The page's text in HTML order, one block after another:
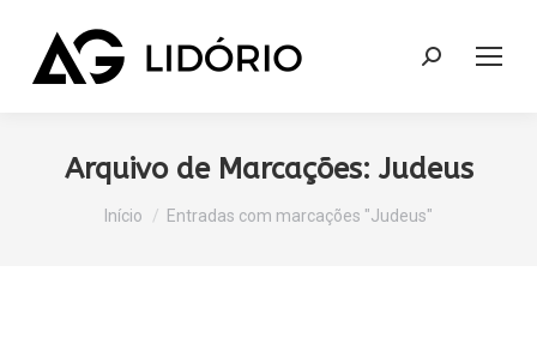
Search:
Arquivo de Marcações: Judeus
Você está aqui:
Início Entradas com marcações "Judeus"